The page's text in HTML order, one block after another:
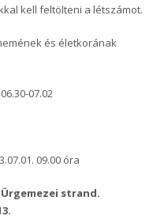
kell feltölteni a létszámot.
és életkorának
07.02
09.00 óra
strand.